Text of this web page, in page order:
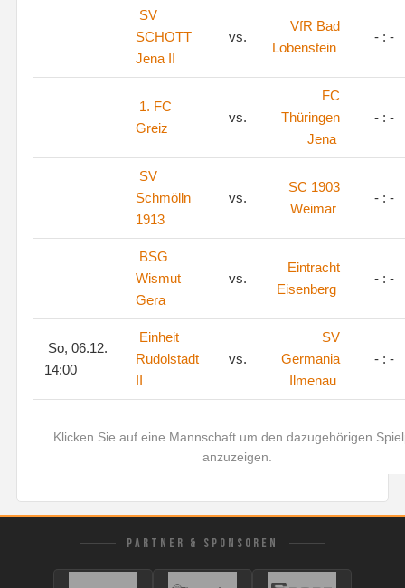
SV
SCHOTT
Jena II
vs.
VfR Bad
Lobenstein
- : -
1. FC
Greiz
vs.
FC
Thüringen
Jena
- : -
SV
Schmölln
1913
vs.
SC 1903
Weimar
- : -
BSG
Wismut
Gera
vs.
Eintracht
Eisenberg
- : -
So, 06.12.
14:00
Einheit
Rudolstadt
II
vs.
SV
Germania
Ilmenau
- : -
Klicken Sie auf eine Mannschaft um den dazugehörigen
anzuzeigen.
PARTNER & SPONSOREN